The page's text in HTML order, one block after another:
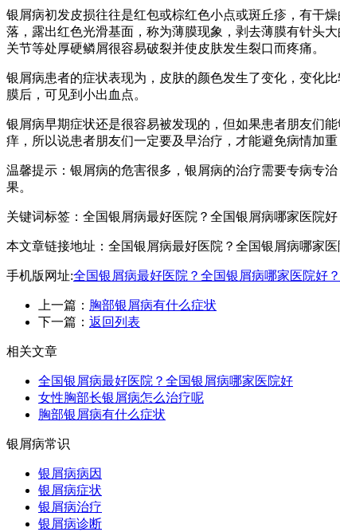
银屑病初发皮损往往是红包或棕红色小点或斑丘疹，有干
落，露出红色光滑基面，称为薄膜现象，剥去薄膜有针头
关节等处厚硬鳞屑很容易破裂并使皮肤发生裂口而疼痛。
银屑病患者的症状表现为，皮肤的颜色发生了变化，变化
膜后，可见到小出血点。
银屑病早期症状还是很容易被发现的，但如果患者朋友们
痒，所以说患者朋友们一定要及早治疗，才能避免病情加
温馨提示：银屑病的危害很多，银屑病的治疗需要专病专
果。
关键词标签：全国银屑病最好医院？全国银屑病哪家医院好
本文章链接地址：全国银屑病最好医院？全国银屑病哪家医
手机版网址:全国银屑病最好医院？全国银屑病哪家医院好？
上一篇： 胸部银屑病有什么症状
下一篇： 返回列表
相关文章
全国银屑病最好医院？全国银屑病哪家医院好
女性胸部长银屑病怎么治疗呢
胸部银屑病有什么症状
银屑病常识
银屑病病因
银屑病症状
银屑病治疗
银屑病诊断